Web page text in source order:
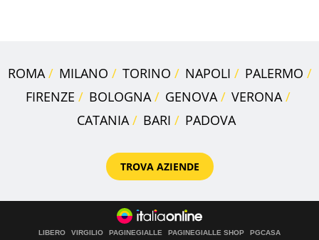
ROMA MILANO TORINO NAPOLI
PALERMO
FIRENZE
BOLOGNA GENOVA
VERONA
CATANIA
BARI PADOVA
TROVA AZIENDE
LIBERO VIRGILIO PAGINEGIALLE PAGINEGIALLE SHOP
PGCASA